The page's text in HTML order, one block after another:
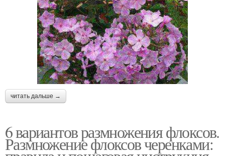
читать дальше →
6 вариантов размножения флоксов.
Размножение флоксов черенками: